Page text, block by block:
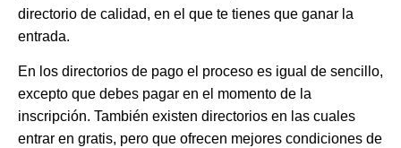
directorio de calidad, en el que te tienes que ganar la
entrada.
En los directorios de pago el proceso es igual de sencillo,
excepto que debes pagar en el momento de la
inscripción. También existen directorios en las cuales
entrar en gratis, pero que ofrecen mejores condiciones de